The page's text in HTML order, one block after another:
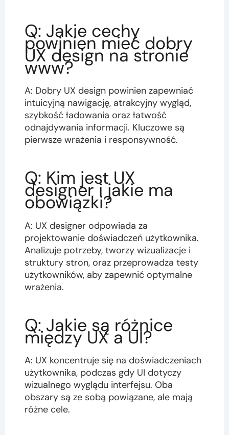
Q: Jakie cechy
powinien mieć dobry
UX design na stronie
www?
A: Dobry UX design powinien zapewniać
intuicyjną nawigację, atrakcyjny wygląd,
szybkość ładowania oraz łatwość
odnajdywania informacji. Kluczowe są
pierwsze wrażenia i responsywność.
Q: Kim jest UX
designer i jakie ma
obowiązki?
A: UX designer odpowiada za
projektowanie doświadczeń użytkownika.
Analizuje potrzeby, tworzy wizualizacje i
struktury stron, oraz przeprowadza testy
użytkowników, aby zapewnić optymalne
wrażenia.
Q: Jakie są różnice
między UX a UI?
A: UX koncentruje się na doświadczeniach
użytkownika, podczas gdy UI dotyczy
wizualnego wyglądu interfejsu. Oba
obszary są ze sobą powiązane, ale mają
różne cele.